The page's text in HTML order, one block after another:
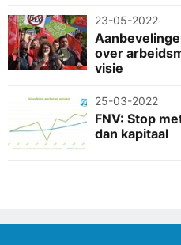
23-05-2022
over
visie
25-03-2022
FNV: Stop
dan kapitaal